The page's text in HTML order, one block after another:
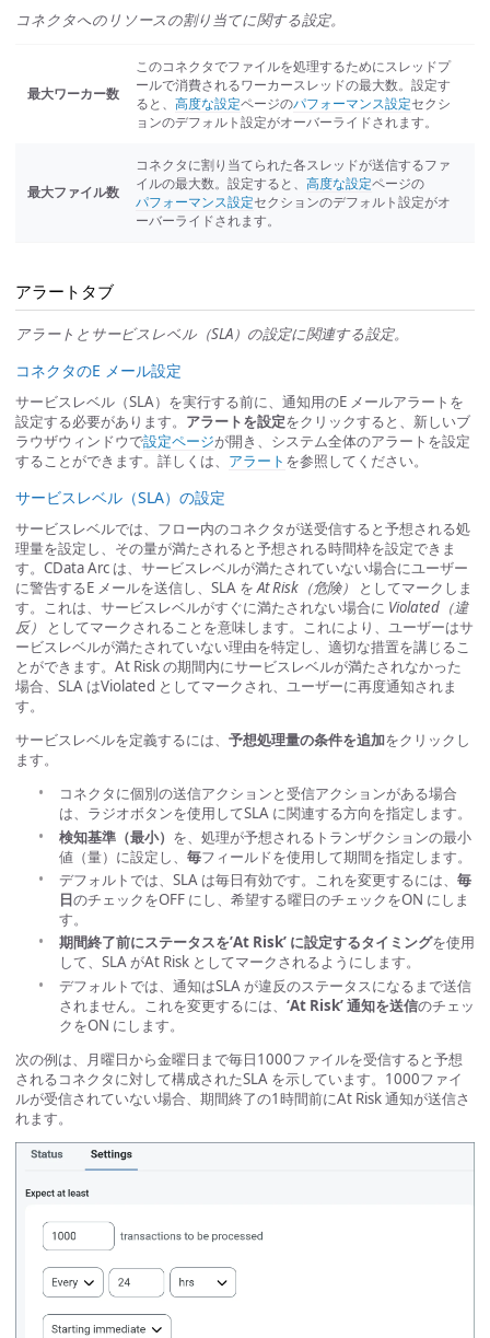
コネクタへのリソースの割り当てに関する設定。
最大ワーカー数
このコネクタでファイルを処理するためにスレッドプ
ールで消費されるワーカースレッドの最大数。設定す
ると、 高度な設定ページのパフォーマンス設定セクシ
ョンのデフォルト設定がオーバーライドされます。
最大ファイル数
コネクタに割り当てられた各スレッドが送信するファ
イルの最大数。設定すると、 高度な設定ページの
パフォーマンス設定セクションのデフォルト設定がオ
ーバーライドされます。
アラートタブ
アラートとサービスレベル（SLA）の設定に関連する設定。
コネクタのE メール設定
サービスレベル（SLA）を実行する前に、通知用のE メールアラートを
設定する必要があります。 アラートを設定をクリックすると、新しいブ
ラウザウィンドウで設定ページが開き、システム全体のアラートを設定
することができます。詳しくは、 アラート を参照してください。
サービスレベル（SLA）の設定
サービスレベルでは、フロー内のコネクタが送受信すると予想される処
理量を設定し、その量が満たされると予想される時間枠を設定できま
す。CData Arc は、サービスレベルが満たされていない場合にユーザー
に警告するE メールを送信し、SLA をAt Risk（危険）
としてマークしま
す。これは、サービスレベルがすぐに満たされない場合に Violated（違
反）
としてマークされることを意味します。これにより、ユーザーはサ
ービスレベルが満たされていない理由を特定し、適切な措置を講じるこ
とができます。At Risk の期間内にサービスレベルが満たされなかった
場合、SLA はViolated としてマークされ、ユーザーに再度通知されま
す。
サービスレベルを定義するには、 予想処理量の条件を追加をクリックし
ます。
コネクタに個別の送信アクションと受信アクションがある場合
は、ラジオボタンを使用してSLA に関連する方向を指定します。
検知基準（最小） を、処理が予想されるトランザクションの最小
値（量）に設定し、 毎フィールドを使用して期間を指定します。
デフォルトでは、SLA は毎日有効です。これを変更するには、 毎
日のチェックをOFF にし、希望する曜日のチェックをON にしま
す。
期間終了前にステータスを’At Risk’ に設定するタイミングを使用
して、SLA がAt Risk としてマークされるようにします。
デフォルトでは、通知はSLA が違反のステータスになるまで送信
されません。これを変更するには、 ‘At Risk’ 通知を送信のチェッ
クをON にします。
次の例は、月曜日から金曜日まで毎日1000ファイルを受信すると予想
されるコネクタに対して構成されたSLA を示しています。1000ファイ
ルが受信されていない場合、期間終了の1時間前にAt Risk 通知が送信さ
れます。